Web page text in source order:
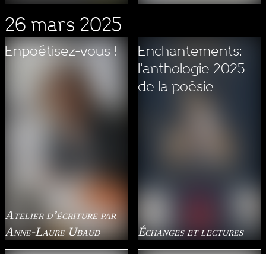
26 mars 2025
Enpoétisez-vous !
Atelier d’écriture par
Anne-Laure Ubaud
Enchantements:
l'anthologie 2025
de la poésie
Échanges et lectures